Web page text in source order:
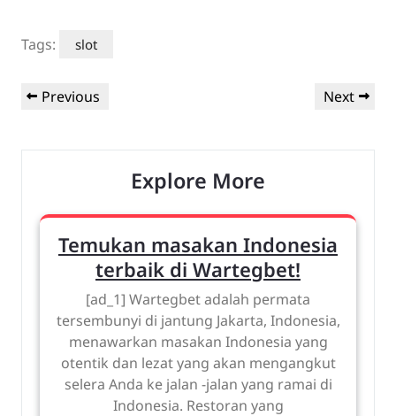
Tags: slot
Post
Previous
Previous
Next
Next
Explore More
Temukan masakan Indonesia
terbaik di Wartegbet!
[ad_1] Wartegbet adalah permata
tersembunyi di jantung Jakarta, Indonesia,
menawarkan masakan Indonesia yang
otentik dan lezat yang akan mengangkut
selera Anda ke jalan -jalan yang ramai di
Indonesia. Restoran yang